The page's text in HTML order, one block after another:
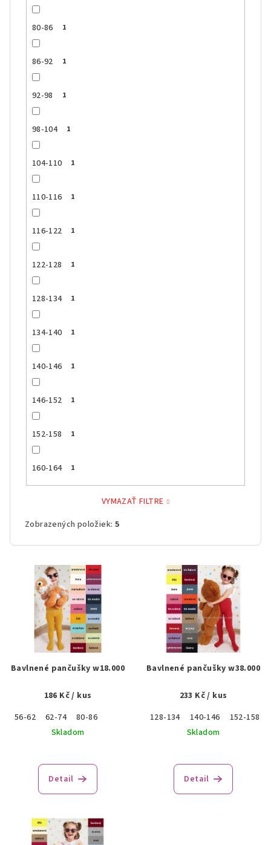
80-86 1
86-92 1
92-98 1
98-104 1
104-110 1
110-116 1
116-122 1
122-128 1
128-134 1
134-140 1
140-146 1
146-152 1
152-158 1
160-164 1
VYMAZAŤ FILTRE
Zobrazených položiek: 5
Bavlnené pančušky w18.000
186 Kč/ kus
56-62
62-74
80-86
Skladom
Detail
Bavlnené pančušky w38.000
233 Kč/ kus
128-134
140-146
152-158
Skladom
Detail